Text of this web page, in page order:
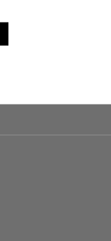
antecipado e